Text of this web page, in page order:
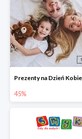
45%